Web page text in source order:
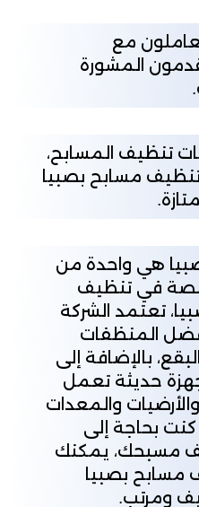
مع
المشورة
تنظيف المسابح،
مسابح بصبيا
هي واحدة من
في تنظيف
تعتمد الشركة
المنظفات
بالإضافة إلى
حديثة تعمل
والأرضيات والمعدات
كنت بحاجة إلى
مسبحك، يمكنك
مسابح بصبيا
ومرتب.